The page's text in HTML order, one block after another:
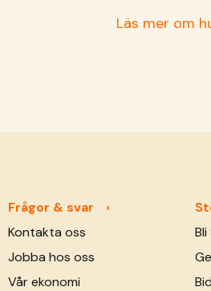
Läs mer om
Frågor & svar
Kontakta oss
Jobba hos oss
Vår ekonomi